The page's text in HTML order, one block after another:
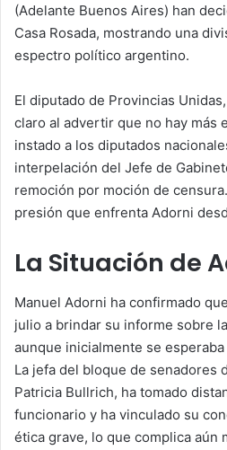
(Adelante Buenos Aires) han
Casa Rosada, mostrando una
espectro político argentino.
El diputado de Provincias
claro al advertir que no hay más
instado a los diputados
interpelación del Jefe de
remoción por moción de
presión que enfrenta Adorni
La Situación de
Manuel Adorni ha confirmado
julio a brindar su informe sobre
aunque inicialmente se
La jefa del bloque de senadores
Patricia Bullrich, ha tomado
funcionario y ha vinculado su
ética grave, lo que complica aún